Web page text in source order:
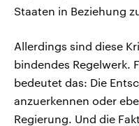
Staaten in Beziehung
Allerdings sind diese
bindendes Regelwerk.
bedeutet das: Die
anzuerkennen oder
Regierung. Und die